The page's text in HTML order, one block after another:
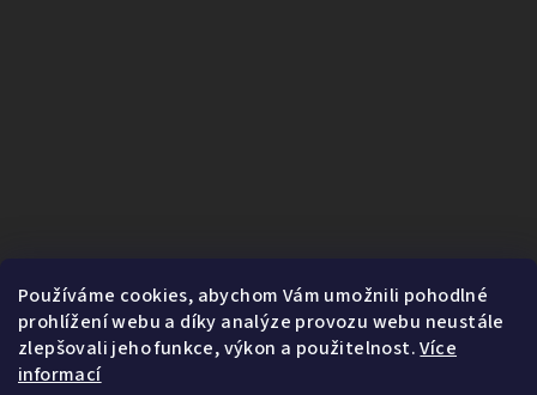
Používáme cookies, abychom Vám umožnili pohodlné
prohlížení webu a díky analýze provozu webu neustále
zlepšovali jeho funkce, výkon a použitelnost.Více
informací